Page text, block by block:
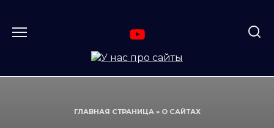
содержанию
ГЛАВНАЯ СТРАНИЦА» О САЙТАХ